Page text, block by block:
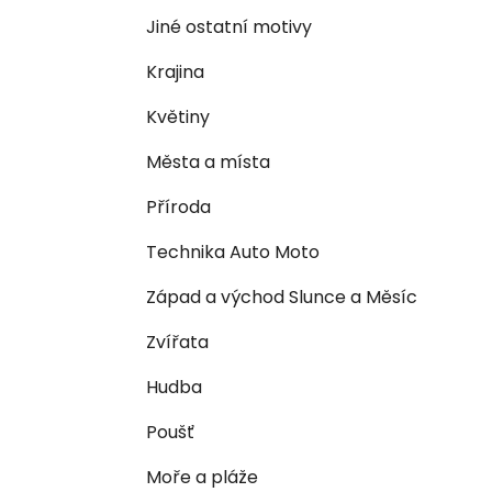
Jiné ostatní motivy
Krajina
Květiny
Města a místa
Příroda
Technika Auto Moto
Západ a východ Slunce a Měsíc
Zvířata
Hudba
Poušť
Moře a pláže